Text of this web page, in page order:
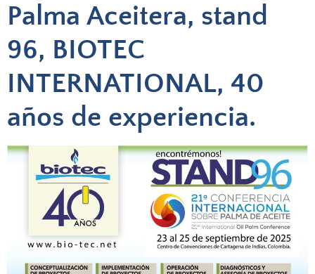
Palma Aceitera, stand
96, BIOTEC
INTERNATIONAL, 40
años de experiencia.